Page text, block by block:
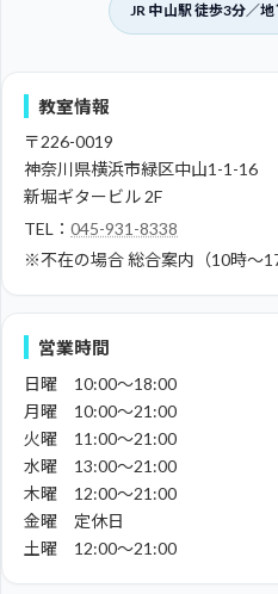
JR 中山駅 徒歩3分／
教室情報
〒226-0019
神奈川県横浜市緑区中山1-1-16
新堀ギタービル 2F
TEL： 045-931-8338
※不在の場合総合案内（10時～
営業時間
日曜 10:00～18:00
月曜 10:00～21:00
火曜 11:00～21:00
水曜 13:00～21:00
木曜 12:00～21:00
金曜 定休日
土曜 12:00～21:00